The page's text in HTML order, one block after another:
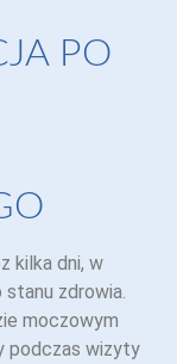
PO
kilka dni, w
zdrowia.
moczowym
podczas wizyty